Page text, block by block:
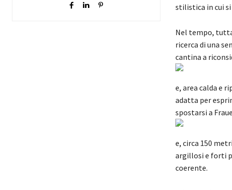
stilistica in cui
Nel tempo,
ricerca di una
cantina a
e, area calda e
adatta per
spostarsi a
e, circa 150
argillosi e forti
coerente.